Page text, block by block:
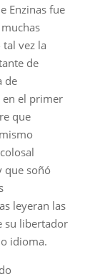
Enzinas fue
tal vez la
de
de
en el primer
que
que soñó
leyeran las
su libertador
idioma.